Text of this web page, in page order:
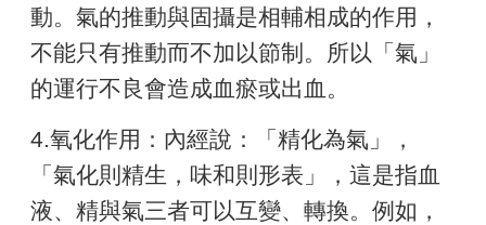
動。氣的推動與固攝是相輔相成的作用，
不能只有推動而不加以節制。所以「氣」
的運行不良會造成血瘀或出血。
4.氧化作用：內經說：「精化為氣」，
「氣化則精生，味和則形表」，這是指血
液、精與氣三者可以互變、轉換。例如，